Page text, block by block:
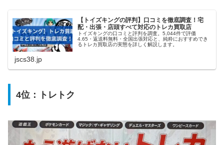
【トイズキングの評判】口コミを徹底調査！宅
配・出張・店頭すべて対応のトレカ買取店
トイズキングの口コミと評判を調査。5,044件で評価
4.65・返送料無料・全国出張対応と、純粋におすすめでき
るトレカ買取店の実態を詳しく解説します。
jscs38.jp
4位： トレトク